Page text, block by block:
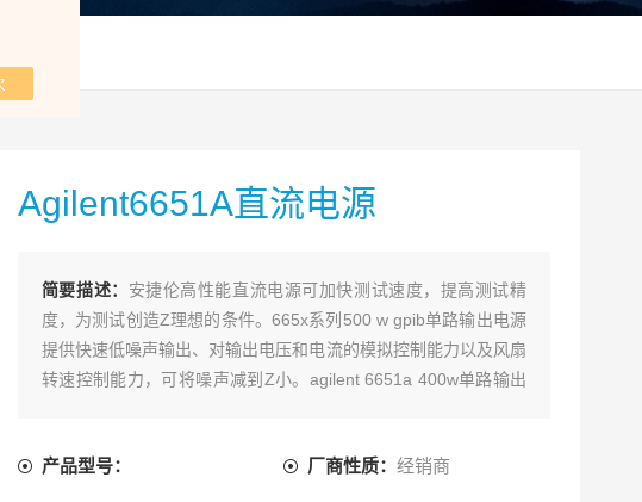
Agilent6651A直流电源
简要描述： 安捷伦高性能直流电源可加快测试速度，提高测试精
度，为测试创造Z理想的条件。665x系列500 w gpib单路输出电源
提供快速低噪声输出、对输出电压和电流的模拟控制能力以及风扇
转速控制能力，可将噪声减到Z小。agilent 6651a 400w单路输出
产品型号： 厂商性质：经销商